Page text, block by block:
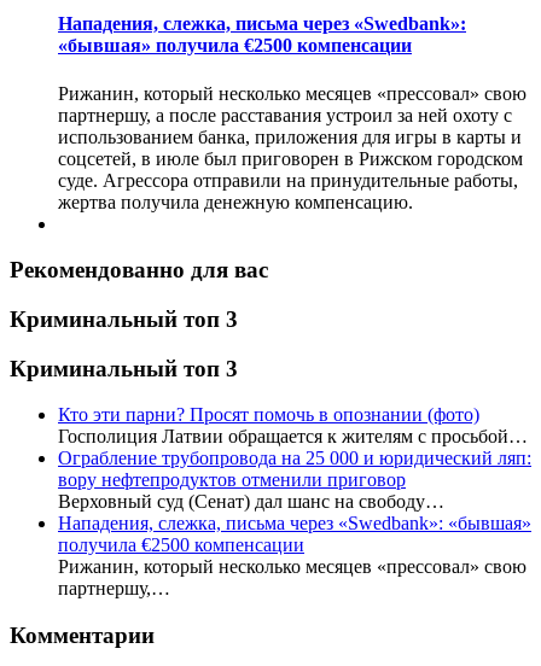
Нападения, слежка, письма через «Swedbank»:
«бывшая» получила €2500 компенсации
Рижанин, который несколько месяцев «прессовал» свою
партнершу, а после расставания устроил за ней охоту с
использованием банка, приложения для игры в карты и
соцсетей, в июле был приговорен в Рижском городском
суде. Агрессора отправили на принудительные работы,
жертва получила денежную компенсацию.
Рекомендованно для вас
Криминальный топ 3
Криминальный топ 3
Кто эти парни? Просят помочь в опознании (фото)
Госполиция Латвии обращается к жителям с просьбой…
Ограбление трубопровода на 25 000 и юридический ляп:
вору нефтепродуктов отменили приговор
Верховный суд (Сенат) дал шанс на свободу…
Нападения, слежка, письма через «Swedbank»: «бывшая»
получила €2500 компенсации
Рижанин, который несколько месяцев «прессовал» свою
партнершу,…
Комментарии